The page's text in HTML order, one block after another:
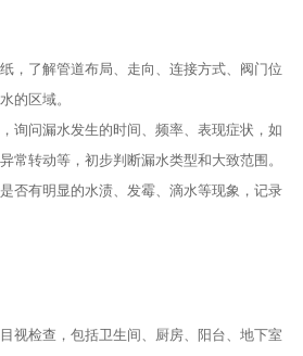
，了解管道布局、走向、连接方式、阀门位
的区域。​
询问漏水发生的时间、频率、表现症状，如
常转动等，初步判断漏水类型和大致范围。​
否有明显的水渍、发霉、滴水等现象，记录
视检查，包括卫生间、厨房、阳台、地下室